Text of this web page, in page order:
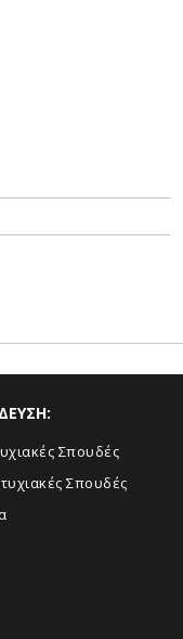
Σπουδές
Σπουδές